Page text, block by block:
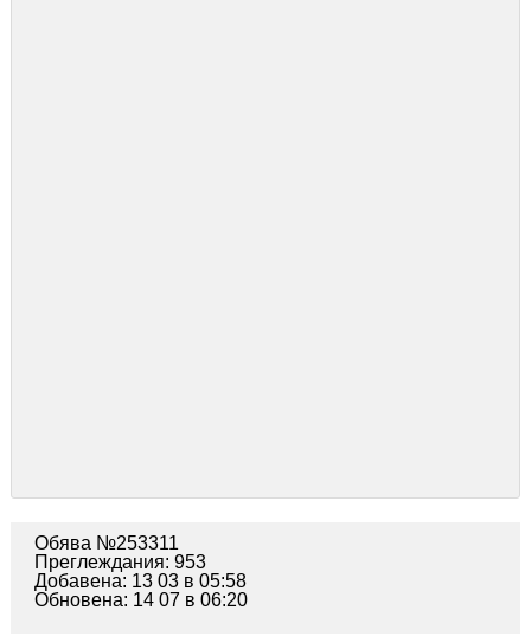
Обява №253311
Преглеждания: 953
Добавена: 13 03 в 05:58
Обновена: 14 07 в 06:20